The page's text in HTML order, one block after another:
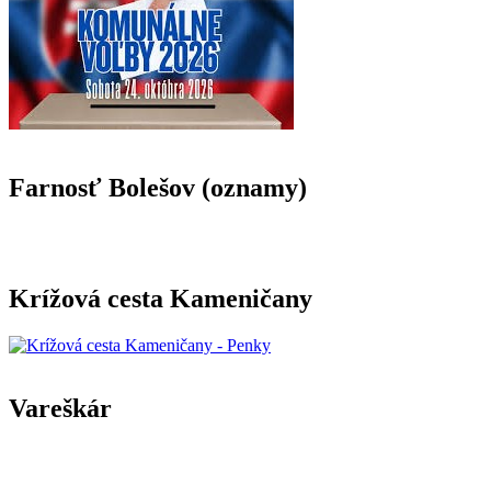
Farnosť Bolešov (oznamy)
Krížová cesta Kameničany
Vareškár